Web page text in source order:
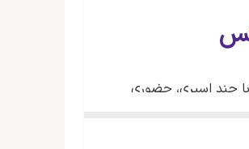
چند اسپری، حضوری